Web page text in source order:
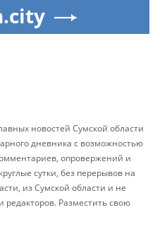
новостей Сумской области
дневника с возможностью
опровержений и
сутки, без перерывов на
из Сумской области и не
редакторов. Разместить свою